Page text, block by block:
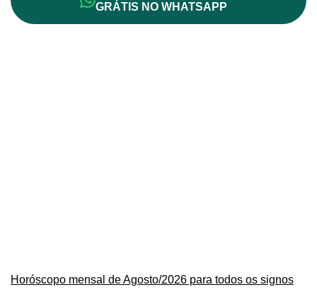
GRÁTIS NO WHATSAPP
Horóscopo mensal de Agosto/2026 para todos os signos